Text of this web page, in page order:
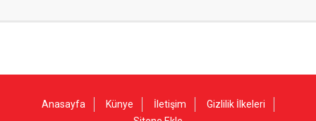
Anasayfa Künye İletişim
Gizlilik İlkeleri